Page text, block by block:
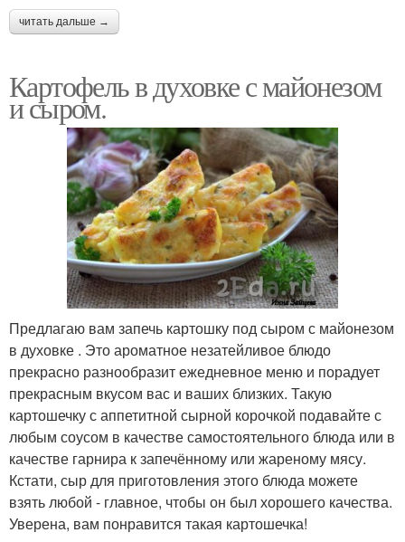
читать дальше →
Картофель в духовке с майонезом
и сыром.
Предлагаю вам запечь картошку под сыром с майонезом
в духовке . Это ароматное незатейливое блюдо
прекрасно разнообразит ежедневное меню и порадует
прекрасным вкусом вас и ваших близких. Такую
картошечку с аппетитной сырной корочкой подавайте с
любым соусом в качестве самостоятельного блюда или в
качестве гарнира к запечённому или жареному мясу.
Кстати, сыр для приготовления этого блюда можете
взять любой - главное, чтобы он был хорошего качества.
Уверена, вам понравится такая картошечка!